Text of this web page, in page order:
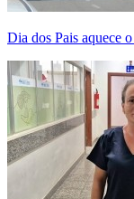
Dia dos Pais aquece